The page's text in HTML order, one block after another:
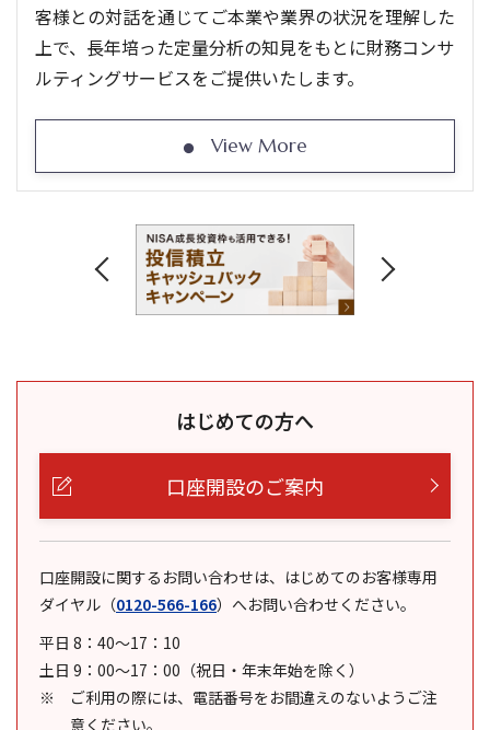
客様との対話を通じてご本業や業界の状況を理解した
上で、長年培った定量分析の知見をもとに財務コンサ
ルティングサービスをご提供いたします。
View More
はじめての方へ
口座開設のご案内
口座開設に関するお問い合わせは、はじめてのお客様専用
ダイヤル （0120-566-166） へお問い合わせください。
平日 8：40～17：10
土日 9：00～17：00（祝日・年末年始を除く）
ご利用の際には、電話番号をお間違えのないようご注
意ください。